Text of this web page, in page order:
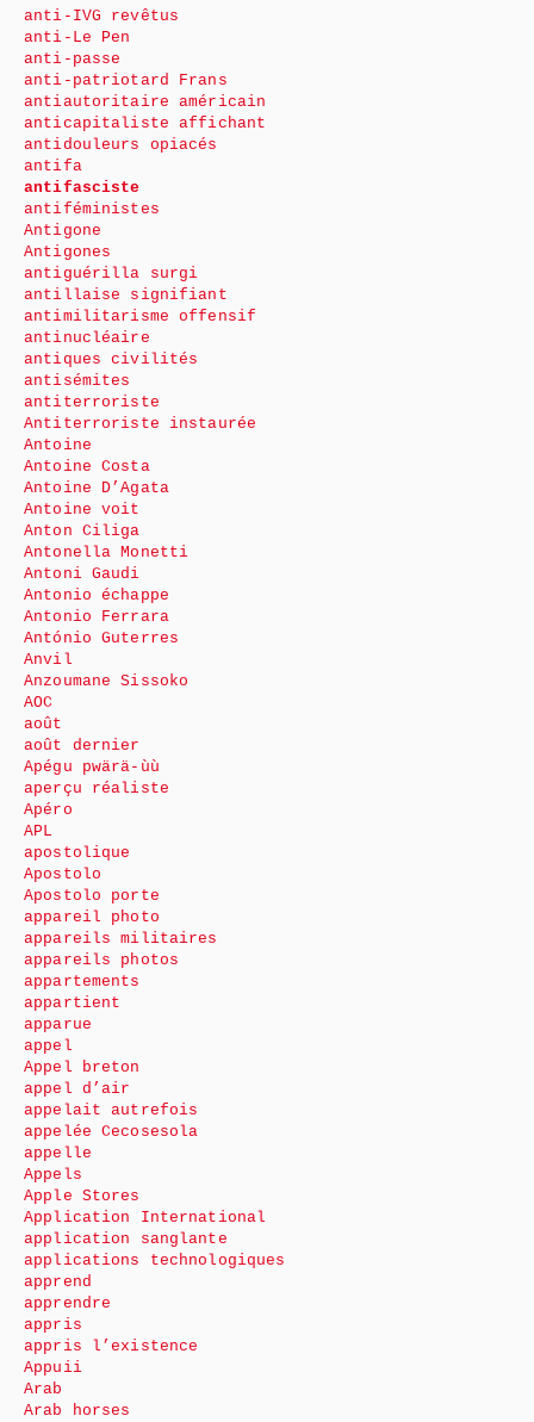
anti-IVG revêtus
anti-Le Pen
anti-passe
anti-patriotard Frans
antiautoritaire américain
anticapitaliste affichant
antidouleurs opiacés
antifa
antifasciste
antiféministes
Antigone
Antigones
antiguérilla surgi
antillaise signifiant
antimilitarisme offensif
antinucléaire
antiques civilités
antisémites
antiterroriste
Antiterroriste instaurée
Antoine
Antoine Costa
Antoine D’Agata
Antoine voit
Anton Ciliga
Antonella Monetti
Antoni Gaudi
Antonio échappe
Antonio Ferrara
António Guterres
Anvil
Anzoumane Sissoko
AOC
août
août dernier
Apégu pwärä-ùù
aperçu réaliste
Apéro
APL
apostolique
Apostolo
Apostolo porte
appareil photo
appareils militaires
appareils photos
appartements
appartient
apparue
appel
Appel breton
appel d’air
appelait autrefois
appelée Cecosesola
appelle
Appels
Apple Stores
Application International
application sanglante
applications technologiques
apprend
apprendre
appris
appris l’existence
Appuii
Arab
Arab horses